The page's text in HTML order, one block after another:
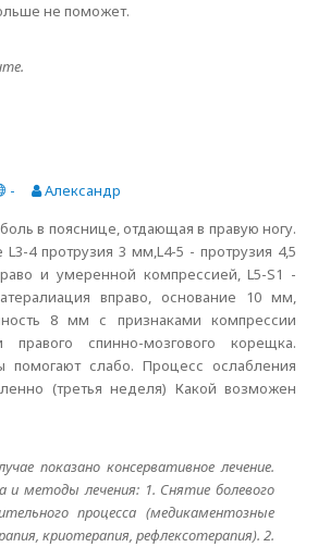
не поможет.
-
Александр
в пояснице, отдающая в правую ногу.
4 протрузия 3 мм,L4-5 - протрузия 4,5
и умеренной компрессией, L5-S1 -
вправо, основание 10 мм,
8 мм с признаками компрессии
спинно-мозгового корещка.
помогают слабо. Процесс ослабления
(третья неделя) Какой возможен
показано консервативное лечение.
методы лечения: 1. Снятие болевого
процесса (медикаментозные
криотерапия, рефлексотерапия). 2.